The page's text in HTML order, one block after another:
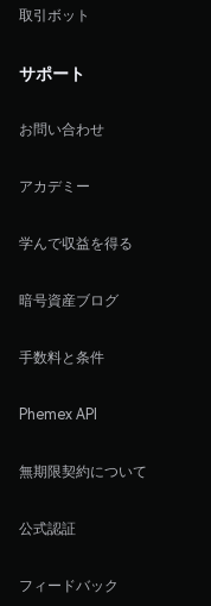
取引ボット
サポート
お問い合わせ
アカデミー
学んで収益を得る
暗号資産ブログ
手数料と条件
Phemex API
無期限契約について
公式認証
フィードバック